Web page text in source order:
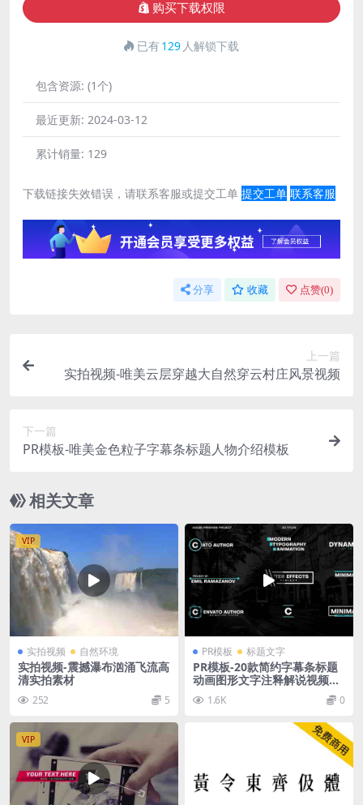
购买下载权限
已有129 人解锁下载
包含资源: (1个)
最近更新: 2024-03-12
累计销量: 129
下载链接失效错误，请联系客服或提交工单 提交工单 联系客服
分享 收藏 点赞(0)
上一篇
实拍视频-唯美云层穿越大自然穿云村庄风景视频
下一篇
PR模板-唯美金色粒子字幕条标题人物介绍模板
相关文章
VIP
实拍视频 自然环境
实拍视频-震撼瀑布汹涌飞流高
清实拍素材
252 5
PR模板 标题文字
PR模板-20款简约字幕条标题
动画图形文字注释解说视频模
板 1.6K 0
VIP